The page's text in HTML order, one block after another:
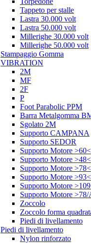
Tappeto per stalle
Lastra 30.000 volt
Lastra 50.000 volt
Millerighe 30.000 volt
Millerighe 50.000 volt
Stampaggio Gomma
VIBRATION
2M
MF
2F
P
Foot Parabolic PPM
Barra Metalgomma
Sgolato 2M
Supporto CAMPANA
Supporto SEDOR
Supporto Motore >60<
Supporto Motore >48<
Supporto Motore >78<
Supporto Motore >93<
Supporto Motore
Supporto Motore
Zoccolo
Zoccolo forma
Piedi di livellamento
Piedi di livellamento
Nylon rinforzato